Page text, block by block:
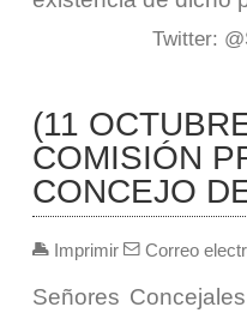
Twitter:
(11
COMISIÓN
CONCEJO
Imprimir Correo
Señores